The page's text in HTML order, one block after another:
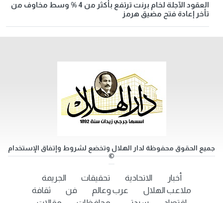
العقود الآجلة لخام برنت ترتفع بأكثر من 4 % وسط مخاوف من
تأخر إعادة فتح مضيق هرمز
جميع الحقوق محفوظة لدار الهلال وتخضع لشروط وإتفاق الإستخدام
©
أخبار الاتحادية تحقيقات
الجريمة
ملاعب الهلال
عرب وعالم فن
ثقافة